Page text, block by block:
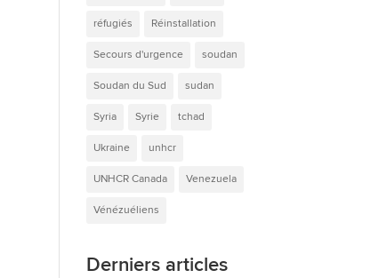
réfugiés Réinstallation
Secours d'urgence soudan
Soudan du Sud sudan
Syria Syrie tchad
Ukraine unhcr
UNHCR Canada Venezuela
Vénézuéliens
Derniers articles